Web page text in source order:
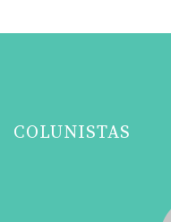
COLUNISTAS